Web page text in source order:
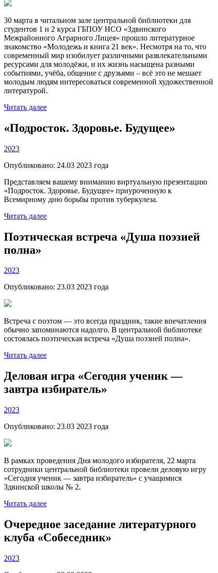
30 марта в читальном зале центральной библиотеки для
студентов 1 и 2 курса ГБПОУ НСО «Здвинского
Межрайонного Аграрного Лицея» прошло литературное
знакомство «Молодежь и книга 21 век». Несмотря на то, что
современный мир изобилует различными развлекательными
ресурсами для молодёжи, и их жизнь насыщена разными
событиями, учёба, общение с друзьями – всё это не мешает
молодым людям интересоваться современной художественной
литературой.
Читать далее
«Подросток. Здоровье. Будущее»
2023
Опубликовано: 24.03 2023 года
Представляем вашему вниманию виртуальную презентацию
«Подросток. Здоровье. Будущее» приуроченную к
Всемирному дню борьбы против туберкулеза.
Читать далее
Поэтическая встреча «Душа поэзией
полна»
2023
Опубликовано: 23.03 2023 года
Встреча с поэтом — это всегда праздник, такие впечатления
обычно запоминаются надолго. В центральной библиотеке
состоялась поэтическая встреча «Душа поэзией полна».
Читать далее
Деловая игра «Сегодня ученик —
завтра избиратель»
2023
Опубликовано: 23.03 2023 года
В рамках проведения Дня молодого избирателя, 22 марта
сотрудники центральной библиотеки провели деловую игру
«Сегодня ученик — завтра избиратель» с учащимися
Здвинской школы № 2.
Читать далее
Очередное заседание литературного
клуба «Собеседник»
2023